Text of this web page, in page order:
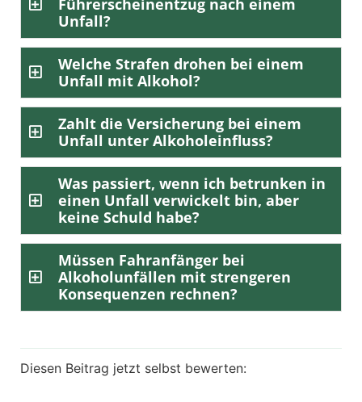
Führerscheinentzug nach einem
Unfall?
Welche Strafen drohen bei einem
Unfall mit Alkohol?
Zahlt die Versicherung bei einem
Unfall unter Alkoholeinfluss?
Was passiert, wenn ich betrunken in
einen Unfall verwickelt bin, aber
keine Schuld habe?
Müssen Fahranfänger bei
Alkoholunfällen mit strengeren
Konsequenzen rechnen?
Diesen Beitrag jetzt selbst bewerten: